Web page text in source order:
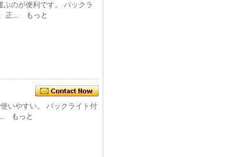
のが便利です。 バックラ
正...
もっと
いやすい。 バックライト付
もっと